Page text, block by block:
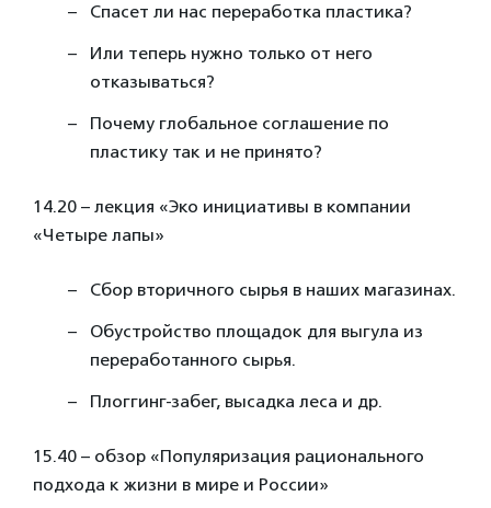
Спасет ли нас переработка пластика?
Или теперь нужно только от него
отказываться?
Почему глобальное соглашение по
пластику так и не принято?
14.20 – лекция «Эко инициативы в компании
«Четыре лапы»
Сбор вторичного сырья в наших магазинах.
Обустройство площадок для выгула из
переработанного сырья.
Плоггинг-забег, высадка леса и др.
15.40 – обзор «Популяризация рационального
подхода к жизни в мире и России»